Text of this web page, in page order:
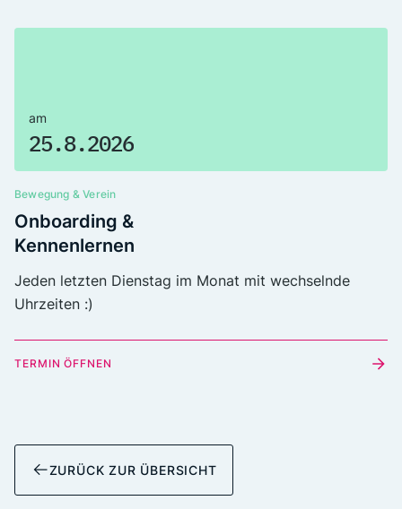
am
25.8.2026
Bewegung & Verein
Onboarding &
Kennenlernen
Jeden letzten Dienstag im Monat mit wechselnde
Uhrzeiten :)
TERMIN ÖFFNEN
ZURÜCK ZUR ÜBERSICHT